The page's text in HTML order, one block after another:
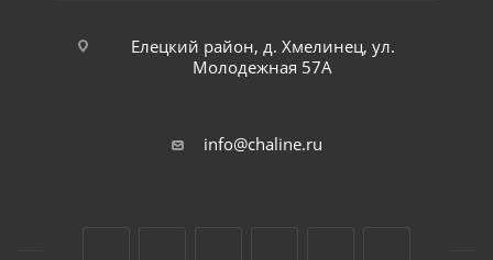
Елецкий район, д. Хмелинец, ул.
Молодежная 57А
info@chaline.ru